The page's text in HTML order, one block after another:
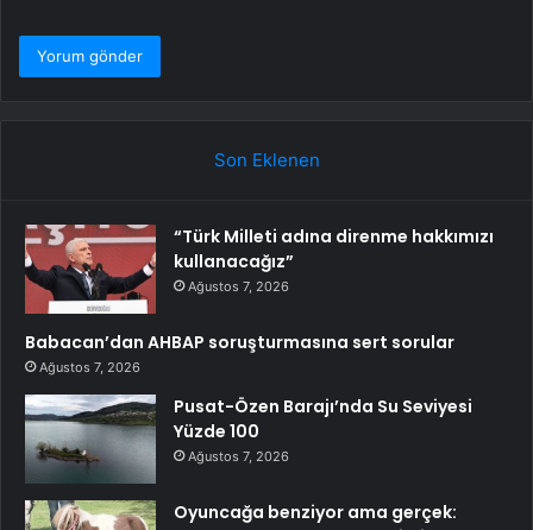
Son Eklenen
“Türk Milleti adına direnme hakkımızı
kullanacağız”
Ağustos 7, 2026
Babacan’dan AHBAP soruşturmasına sert sorular
Ağustos 7, 2026
Pusat-Özen Barajı’nda Su Seviyesi
Yüzde 100
Ağustos 7, 2026
Oyuncağa benziyor ama gerçek: